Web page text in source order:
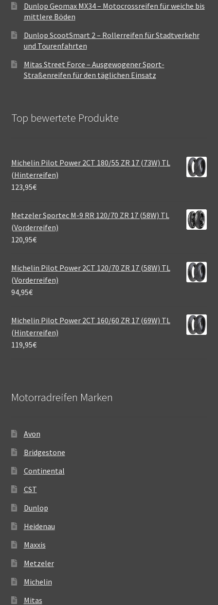
Dunlop Geomax MX34 – Motocrossreifen für weiche bis
mittlere Böden
Dunlop ScootSmart 2 – Rollerreifen für Stadtverkehr
und Tourenfahrten
Mitas Street Force – Ausgewogener Sport-
Straßenreifen für den täglichen Einsatz
Top bewertete Produkte
Michelin Pilot Power 2CT 180/55 ZR 17 (73W) TL
(Hinterreifen)
123,95€
Metzeler Sportec M-9 RR 120/70 ZR 17 (58W) TL
(Vorderreifen)
120,95€
Michelin Pilot Power 2CT 120/70 ZR 17 (58W) TL
(Vorderreifen)
94,95€
Michelin Pilot Power 2CT 160/60 ZR 17 (69W) TL
(Hinterreifen)
119,95€
Motorradreifen Marken
Avon
Bridgestone
Continental
CST
Dunlop
Heidenau
Maxxis
Metzeler
Michelin
Mitas